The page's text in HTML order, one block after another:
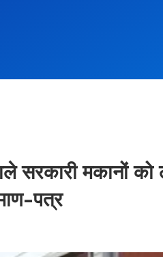
सरकारी मकानों
पत्र